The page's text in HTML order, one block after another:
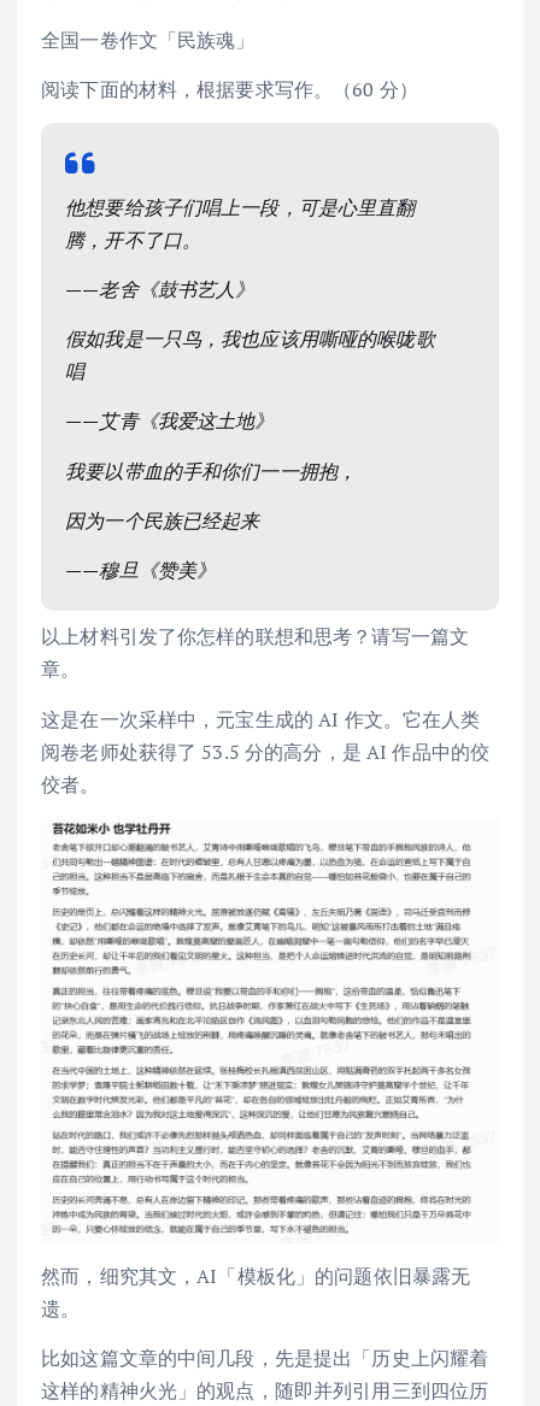
全国一卷作文「民族魂」
阅读下面的材料，根据要求写作。（60 分）
他想要给孩子们唱上一段，可是心里直翻
腾，开不了口。
——老舍《鼓书艺人》
假如我是一只鸟，我也应该用嘶哑的喉咙歌
唱
——艾青《我爱这土地》
我要以带血的手和你们一一拥抱，
因为一个民族已经起来
——穆旦《赞美》
以上材料引发了你怎样的联想和思考？请写一篇文
章。
这是在一次采样中，元宝生成的 AI 作文。它在人类
阅卷老师处获得了 53.5 分的高分，是 AI 作品中的佼
佼者。
然而，细究其文，AI「模板化」的问题依旧暴露无
遗。
比如这篇文章的中间几段，先是提出「历史上闪耀着
这样的精神火光」的观点，随即并列引用三到四位历